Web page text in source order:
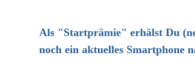
Als "Startprämie" erhälst Du
noch ein aktuelles Smartphone